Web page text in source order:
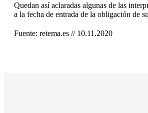
Quedan así aclaradas algunas de las
a la fecha de entrada de la obligación de
Fuente: retema.es // 10.11.2020